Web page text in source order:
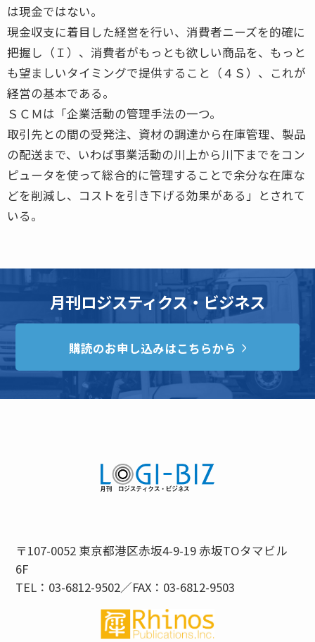
は現金ではない。
現金収支に着目した経営を行い、消費者ニーズを的確に
把握し（Ｉ）、消費者がもっとも欲しい商品を、もっと
も望ましいタイミングで提供すること（４Ｓ）、これが
経営の基本である。
ＳＣＭは「企業活動の管理手法の一つ。
取引先との間の受発注、資材の調達から在庫管理、製品
の配送まで、いわば事業活動の川上から川下までをコン
ピュータを使って総合的に管理することで余分な在庫な
どを削減し、コストを引き下げる効果がある」とされて
いる。
月刊ロジスティクス・ビジネス
購読のお申し込みはこちらから
〒107-0052 東京都港区赤坂4-9-19 赤坂TOタマビル
6F
TEL：03-6812-9502／FAX：03-6812-9503